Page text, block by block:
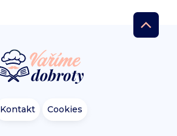
Kontakt Cookies